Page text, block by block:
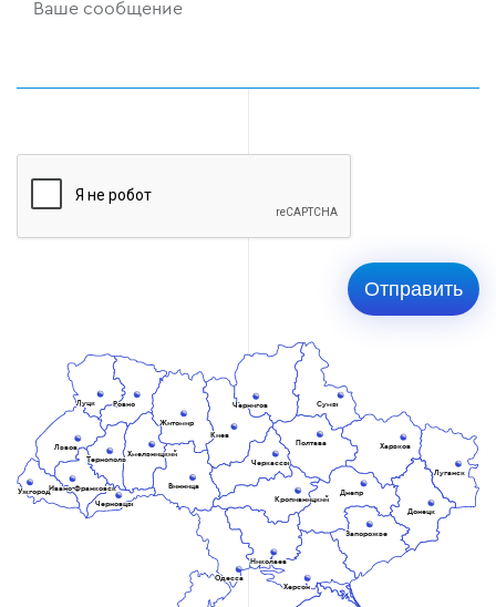
Львов
Луцк Ровно
Винница
Хмельницкий
Житомир
Черновцы
УжгородИвано-Франковск
Тернополь
Киев
Чернигов Сумы
Полтава Харьков
Луганск
Донецк
Днепр
Черкассы
Кропивницкий
Одесса
Запорожье
Херсон
Николаев